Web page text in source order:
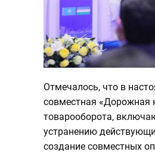
Отмечалось, что в
совместная «Дорожная
товарооборота,
устранению
создание совместных